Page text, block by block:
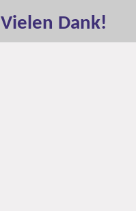
Vielen Dank!